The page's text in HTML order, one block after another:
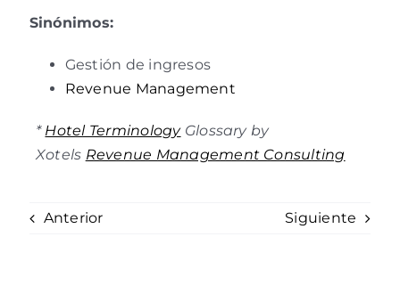
Sinónimos:
Gestión de ingresos
Revenue Management
* Hotel TerminologyGlossary by
Xotels Revenue Management Consulting
Anterior Siguiente